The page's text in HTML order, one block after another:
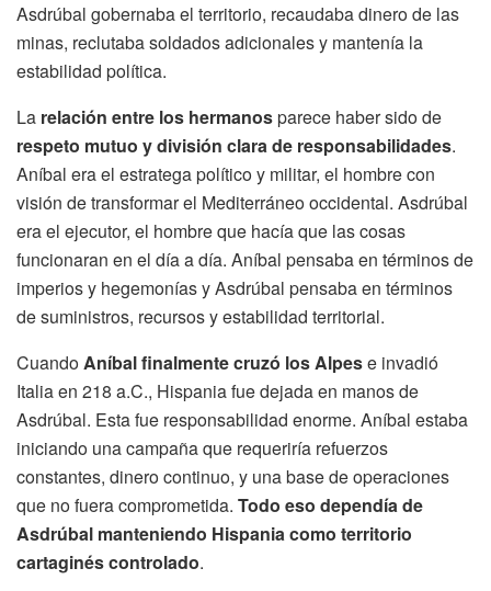
Asdrúbal gobernaba el territorio, recaudaba dinero de las
minas, reclutaba soldados adicionales y mantenía la
estabilidad política.
La relación entre los hermanosparece haber sido de
respeto mutuo y división clara de responsabilidades.
Aníbal era el estratega político y militar, el hombre con
visión de transformar el Mediterráneo occidental. Asdrúbal
era el ejecutor, el hombre que hacía que las cosas
funcionaran en el día a día. Aníbal pensaba en términos de
imperios y hegemonías y Asdrúbal pensaba en términos
de suministros, recursos y estabilidad territorial.
CuandoAníbal finalmente cruzó los Alpese invadió
Italia en 218 a.C., Hispania fue dejada en manos de
Asdrúbal. Esta fue responsabilidad enorme. Aníbal estaba
iniciando una campaña que requeriría refuerzos
constantes, dinero continuo, y una base de operaciones
que no fuera comprometida. Todo eso dependía de
Asdrúbal manteniendo Hispania como territorio
cartaginés controlado.